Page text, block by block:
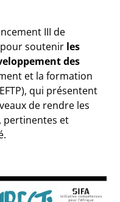
III de
pour soutenir les
des
et la formation
qui présentent
de rendre les
pertinentes et